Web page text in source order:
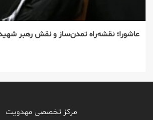
عاشورا؛ نقشه‌راه تمدن‌ساز و نقش رهبر
مرکز تخصصی مهدویت